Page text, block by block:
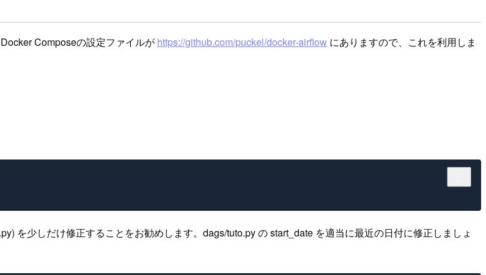
Composeの設定ファイルが https://github.com/puckel/docker-airflow にありますので、これを利用しま
を少しだけ修正することをお勧めします。dags/tuto.py の start_date を適当に最近の日付に修正しましょ